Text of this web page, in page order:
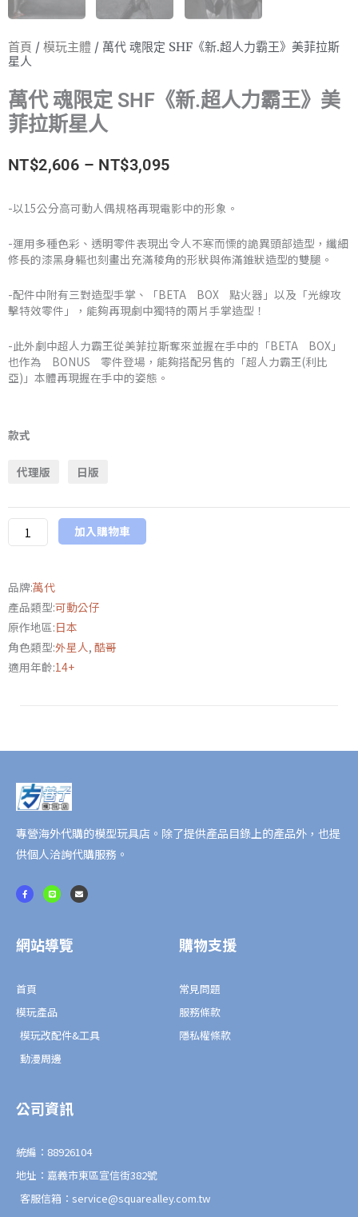
首頁 / 模玩主體 / 萬代 魂限定 SHF《新.超人力霸王》美菲拉斯
星人
萬代 魂限定 SHF《新.超人力霸王》美
菲拉斯星人
NT$2,606 – NT$3,095價
圍：
NT$2,606
到
NT$3,095
-以15公分高可動人偶規格再現電影中的形象。
-運用多種色彩、透明零件表現出令人不寒而慄的詭異頭部造型，纖細
修長的漆黑身軀也刻畫出充滿稜角的形狀與佈滿錐狀造型的雙腿。
-配件中附有三對造型手掌、「BETA BOX 點火器」以及「光線攻
擊特效零件」，能夠再現劇中獨特的兩片手掌造型！
-此外劇中超人力霸王從美菲拉斯奪來並握在手中的「BETA BOX」
也作為 BONUS 零件登場，能夠搭配另售的「超人力霸王(利比
亞)」本體再現握在手中的姿態。
款式
代理版 日版
代
限
SHF《新.
霸
王》
美
菲
拉
數
加入購物車
品牌:萬代
產品類型:可動公仔
原作地區:日本
角色類型:外星人, 酷哥
適用年齡:14+
專營海外代購的模型玩具店。除了提供產品目錄上的產品外，也提
供個人洽詢代購服務。
F
a
c
k
-
L
i
n
E
n
v
網站導覽
首頁
模玩產品
模玩改配件&工具
動漫周邊
購物支援
常見問題
服務條款
隱私權條款
公司資訊
統編：88926104
地址：嘉義市東區宣信街382號
客服信箱：service@squarealley.com.tw